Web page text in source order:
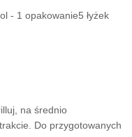
- 1 opakowanie5 łyżek
na średnio
Do przygotowanych